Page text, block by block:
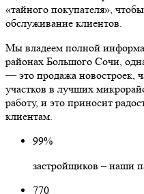
«тайного покупателя»,
обслуживание клиентов.
Мы владеем полной
районах Большого Сочи,
— это продажа новостроек,
участков в лучших
работу, и это приносит
клиентам.
99%
застройщиков – наши
770